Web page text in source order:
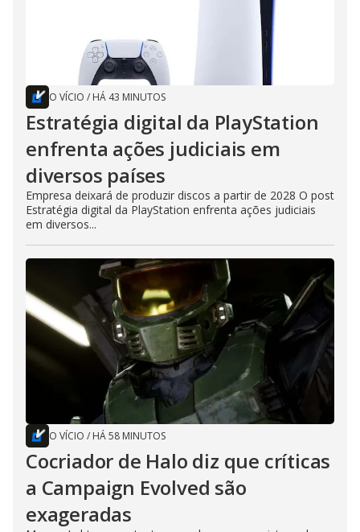
O VÍCIO / HÁ 43 MINUTOS
Estratégia digital da PlayStation
enfrenta ações judiciais em
diversos países
Empresa deixará de produzir discos a partir de 2028 O post
Estratégia digital da PlayStation enfrenta ações judiciais
em diversos...
O VÍCIO / HÁ 58 MINUTOS
Cocriador de Halo diz que críticas
a Campaign Evolved são
exageradas